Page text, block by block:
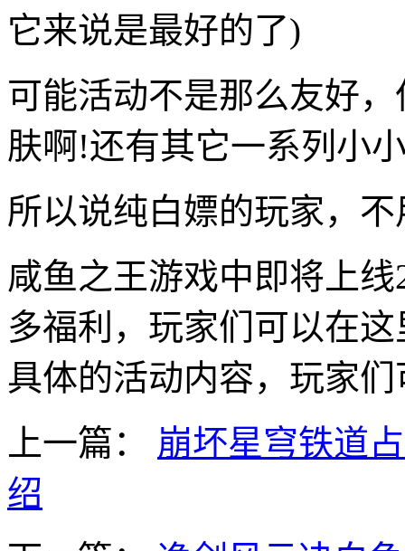
它来说是最好的了)
可能活动不是那么友好
肤啊!还有其它一系列小
所以说纯白嫖的玩家，
咸鱼之王游戏中即将上
多福利，玩家们可以在
具体的活动内容，玩家
上一篇：
崩坏星穹铁道
绍